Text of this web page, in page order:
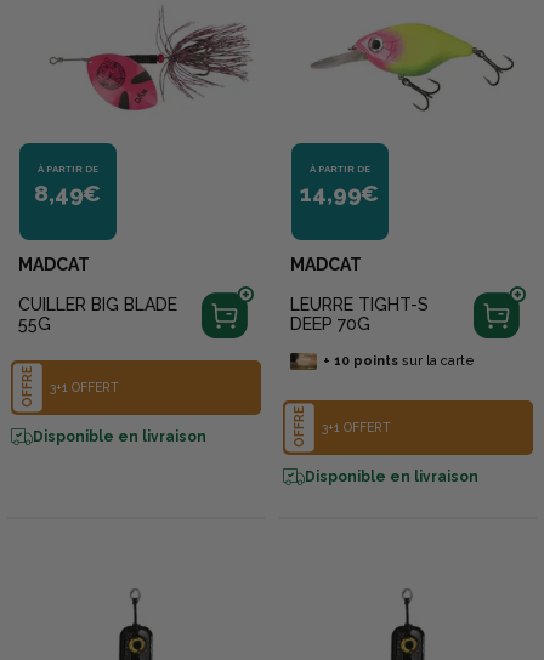
À PARTIR DE
8,49€
MADCAT
CUILLER BIG BLADE
55G
OFFRE 3+1 OFFERT
Disponible en livraison
À PARTIR DE
14,99€
MADCAT
LEURRE TIGHT-S
DEEP 70G
+ 10pointssur la carte
OFFRE 3+1 OFFERT
Disponible en livraison